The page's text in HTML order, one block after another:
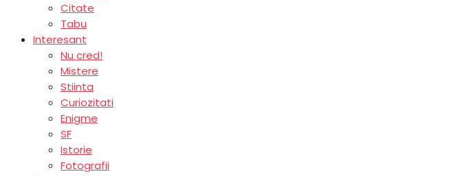
Citate
Tabu
Interesant
Nu cred!
Mistere
Stiinta
Curiozitati
Enigme
SF
Istorie
Fotografii